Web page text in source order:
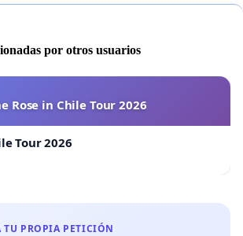
por otros usuarios
Rose in Chile Tour 2026
Tour 2026
PROPIA PETICIÓN